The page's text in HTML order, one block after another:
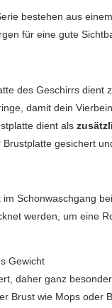
bestehen aus
für eine gute
des Geschirrs dient
damit dein
dient als
gesichert
Schonwaschgang
werden, um eine
Gewicht
daher ganz
Brust wie Mops oder